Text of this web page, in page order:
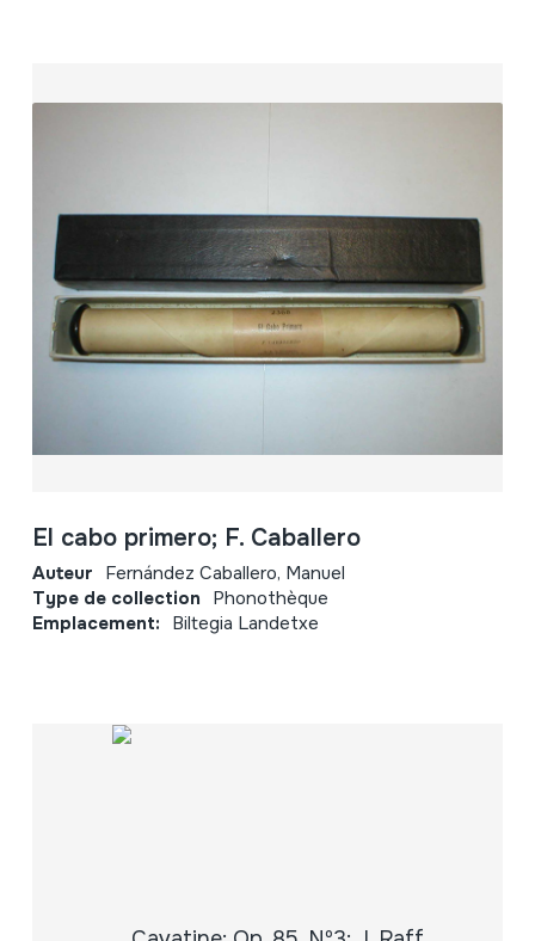
El cabo primero; F. Caballero
Auteur Fernández Caballero, Manuel
Type de collection Phonothèque
Emplacement: Biltegia Landetxe